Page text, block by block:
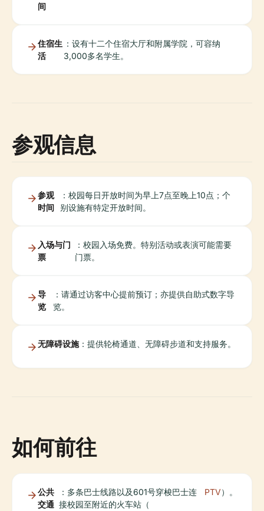
间
住宿生
活
：设有十二个住宿大厅和附属学院，可容纳
3,000多名学生。
参观信息
参观
时间
：校园每日开放时间为早上7点至晚上10点；个
别设施有特定开放时间。
入场与门
票
：校园入场免费。特别活动或表演可能需要
门票。
导
览
：请通过访客中心提前预订；亦提供自助式数字导
览。
无障碍设施：提供轮椅通道、无障碍步道和支持服务。
如何前往
公共
交通
：多条巴士线路以及601号穿梭巴士连
接校园至附近的火车站（
PTV）。